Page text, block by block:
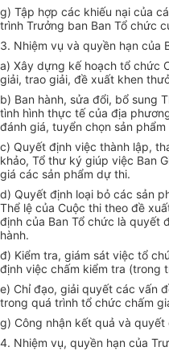
g) Tập hợp các khiếu nại của
trình Trưởng ban Ban Tổ chức
3. Nhiệm vụ và quyền hạn của
a) Xây dựng kế hoạch tổ chức
giải, trao giải, đề xuất khen
b) Ban hành, sửa đổi, bổ sung
tình hình thực tế của địa
đánh giá, tuyển chọn sản
c) Quyết định việc thành lập,
khảo, Tổ thư ký giúp việc Ban
giá các sản phẩm dự thi.
d) Quyết định loại bỏ các sản
Thể lệ của Cuộc thi theo đề
định của Ban Tổ chức là quyết
hành.
đ) Kiểm tra, giám sát việc tổ
định việc chấm kiểm tra (trong
e) Chỉ đạo, giải quyết các vấn
trong quá trình tổ chức chấm
g) Công nhận kết quả và
4. Nhiệm vụ, quyền hạn của